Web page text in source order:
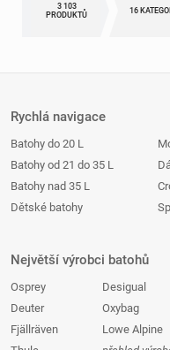
3 103
PRODUKTŮ
16
Rychlá navigace
Batohy do 20 L
Batohy od 21 do 35 L
Batohy nad 35 L
Dětské batohy
Největší výrobci batohů
Osprey
Deuter
Fjällräven
Desigual
Oxybag
Lowe Alpine